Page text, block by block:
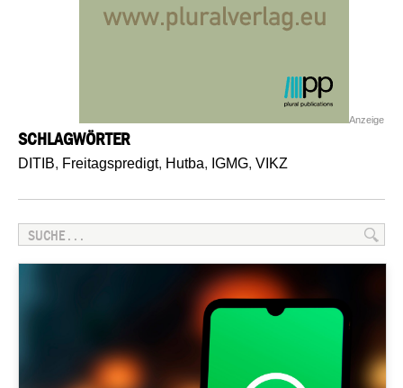
Anzeige
SCHLAGWÖRTER
DITIB, Freitagspredigt, Hutba, IGMG, VIKZ